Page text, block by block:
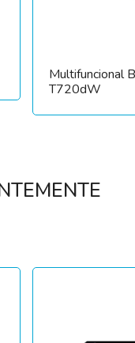
Multifuncional
T720dW